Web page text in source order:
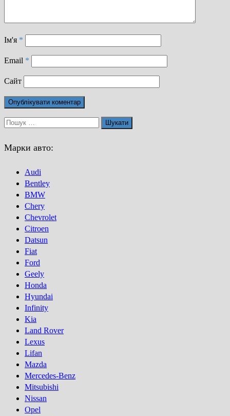
Ім'я *
Email *
Сайт
Пошук:
Марки авто:
Audi
Bentley
BMW
Chery
Chevrolet
Citroen
Datsun
Fiat
Ford
Geely
Honda
Hyundai
Infinity
Kia
Land Rover
Lexus
Lifan
Mazda
Mercedes-Benz
Mitsubishi
Nissan
Opel